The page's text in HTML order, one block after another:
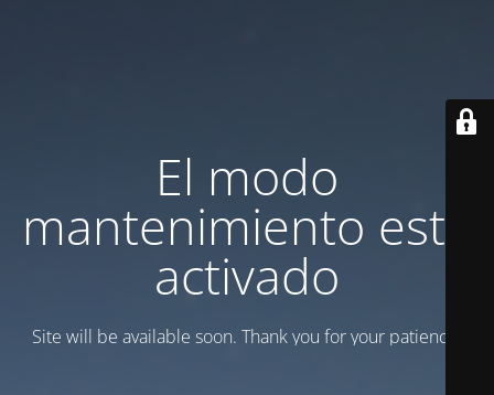
El modo
mantenimiento está
activado
Site will be available soon. Thank you for your patience!